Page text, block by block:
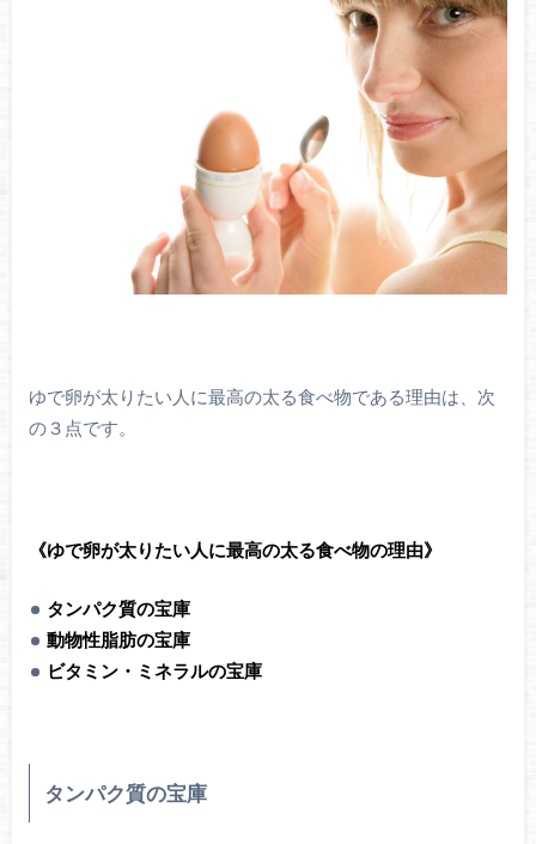
ゆで卵が太りたい人に最高の太る食べ物である理由は、次
の３点です。
《ゆで卵が太りたい人に最高の太る食べ物の理由》
タンパク質の宝庫
動物性脂肪の宝庫
ビタミン・ミネラルの宝庫
タンパク質の宝庫